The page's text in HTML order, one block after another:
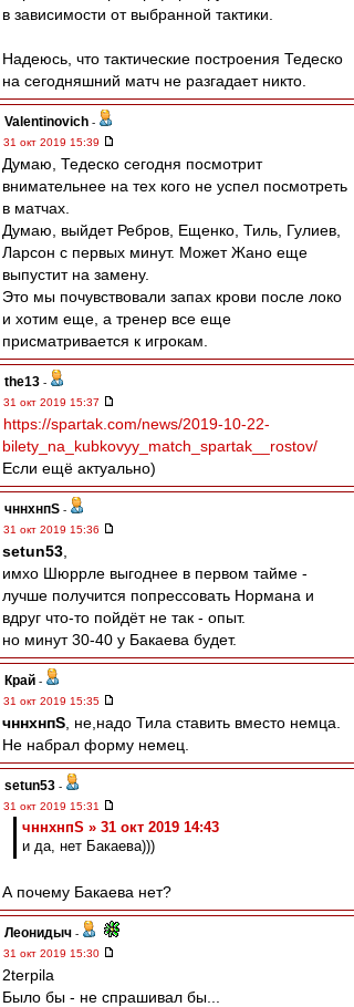
в зависимости от выбранной тактики.
Надеюсь, что тактические построения Тедеско
на сегодняшний матч не разгадает никто.
Valentinovich -
31 окт 2019 15:39
Думаю, Тедеско сегодня посмотрит
внимательнее на тех кого не успел посмотреть
в матчах.
Думаю, выйдет Ребров, Ещенко, Тиль, Гулиев,
Ларсон с первых минут. Может Жано еще
выпустит на замену.
Это мы почувствовали запах крови после локо
и хотим еще, а тренер все еще
присматривается к игрокам.
the13 -
31 окт 2019 15:37
https://spartak.com/news/2019-10-22-
bilety_na_kubkovyy_match_spartak__rostov/
Если ещё актуально)
чннхнпS -
31 окт 2019 15:36
setun53
имхо Шюррле выгоднее в первом тайме -
лучше получится попрессовать Нормана и
вдруг что-то пойдёт не так - опыт.
но минут 30-40 у Бакаева будет.
Край -
31 окт 2019 15:35
чннхнпS , не,надо Тила ставить вместо немца.
Не набрал форму немец.
setun53 -
31 окт 2019 15:31
чннхнпS » 31 окт 2019 14:43
и да, нет Бакаева)))
А почему Бакаева нет?
Леонидыч -
31 окт 2019 15:30
2terpila
Было бы - не спрашивал бы...